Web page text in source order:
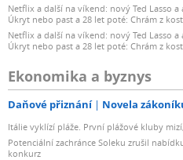
Netflix a další na víkend: nový Ted Lasso
Úkryt nebo past a 28 let poté: Chrám z
Netflix a další na víkend: nový Ted Lasso
Úkryt nebo past a 28 let poté: Chrám z
Ekonomika a byznys
Daňové přiznání Novela
Itálie vyklízí pláže. První plážové kluby
Potenciální zachránce Soleku zrušil
konkurz